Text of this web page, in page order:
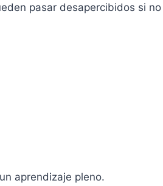
pasar desapercibidos si
aprendizaje pleno.